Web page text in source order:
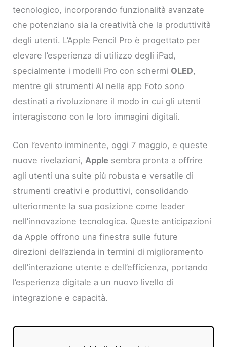
tecnologico, incorporando funzionalità avanzate
che potenziano sia la creatività che la produttività
degli utenti. L’Apple Pencil Pro è progettato per
elevare l’esperienza di utilizzo degli iPad,
specialmente i modelli Pro con schermi OLED,
mentre gli strumenti AI nella app Foto sono
destinati a rivoluzionare il modo in cui gli utenti
interagiscono con le loro immagini digitali.
Con l’evento imminente, oggi 7 maggio, e queste
nuove rivelazioni,Apple sembra pronta a offrire
agli utenti una suite più robusta e versatile di
strumenti creativi e produttivi, consolidando
ulteriormente la sua posizione come leader
nell’innovazione tecnologica. Queste anticipazioni
da Apple offrono una finestra sulle future
direzioni dell’azienda in termini di miglioramento
dell’interazione utente e dell’efficienza, portando
l’esperienza digitale a un nuovo livello di
integrazione e capacità.